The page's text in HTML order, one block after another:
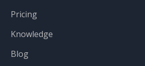
Pricing
Knowledge
Blog